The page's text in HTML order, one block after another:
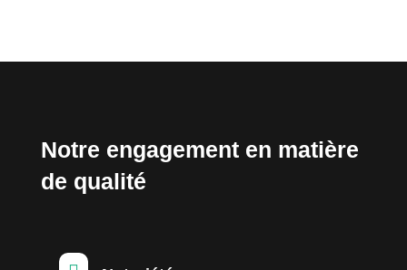
Notre engagement en matière
de qualité